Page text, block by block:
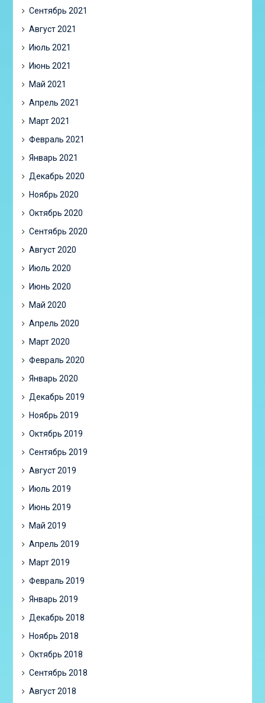
Сентябрь 2021
Август 2021
Июль 2021
Июнь 2021
Май 2021
Апрель 2021
Март 2021
Февраль 2021
Январь 2021
Декабрь 2020
Ноябрь 2020
Октябрь 2020
Сентябрь 2020
Август 2020
Июль 2020
Июнь 2020
Май 2020
Апрель 2020
Март 2020
Февраль 2020
Январь 2020
Декабрь 2019
Ноябрь 2019
Октябрь 2019
Сентябрь 2019
Август 2019
Июль 2019
Июнь 2019
Май 2019
Апрель 2019
Март 2019
Февраль 2019
Январь 2019
Декабрь 2018
Ноябрь 2018
Октябрь 2018
Сентябрь 2018
Август 2018